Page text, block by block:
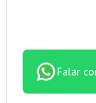
Falar